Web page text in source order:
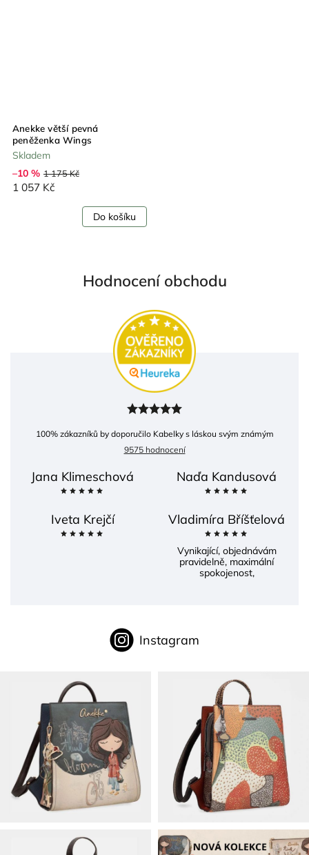
Anekke větší pevná
peněženka Wings
Skladem
–10 % 1 175 Kč
1 057 Kč
Do košíku
Hodnocení obchodu
100% zákazníků by doporučilo Kabelky s láskou svým známým
9575 hodnocení
Jana Klimeschová Naďa Kandusová
Iveta Krejčí Vladimíra Bříšťelová
Vynikající, objednávám
pravidelně, maximální
spokojenost,
Instagram